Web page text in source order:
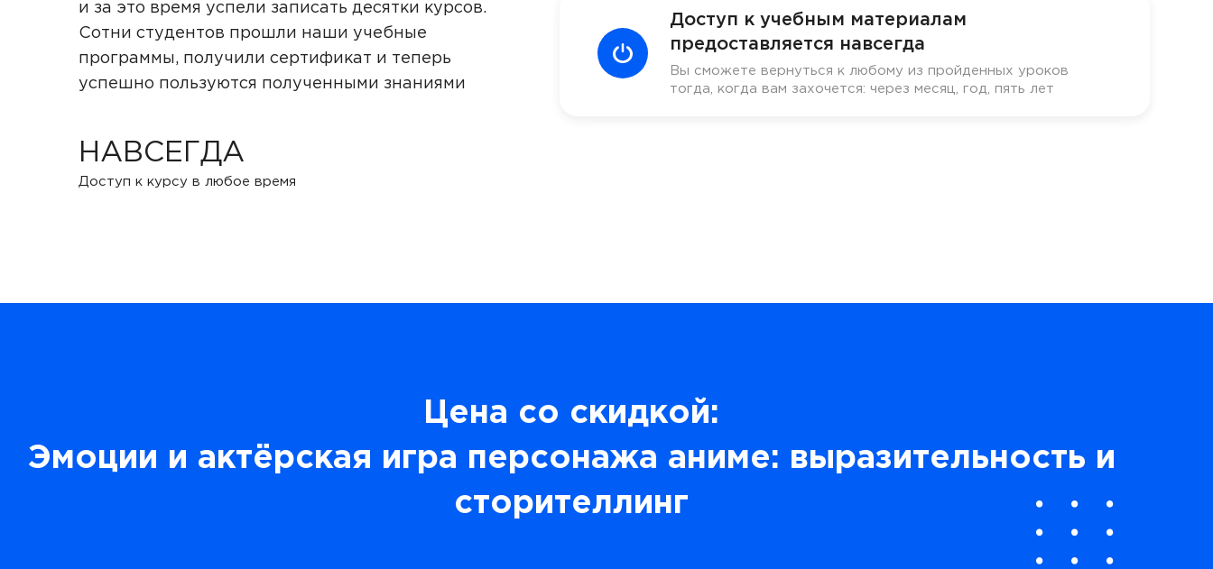
и за это время успели записать десятки курсов.
Сотни студентов прошли наши учебные
программы, получили сертификат и теперь
успешно пользуются полученными знаниями
НАВСЕГДА
Доступ к курсу в любое время
Доступ к учебным материалам
предоставляется навсегда
Вы сможете вернуться к любому из пройденных уроков
тогда, когда вам захочется: через месяц, год, пять лет
Цена со скидкой:
Эмоции и актёрская игра персонажа аниме: выразительность и
сторителлинг